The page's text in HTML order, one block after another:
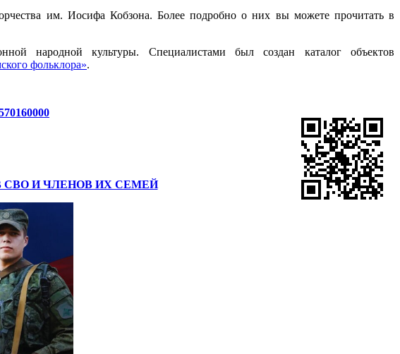
им. Иосифа Кобзона. Более подробно о них вы можете прочитать в
народной культуры. Специалистами был создан каталог объектов
фольклора».
СВО И ЧЛЕНОВ ИХ СЕМЕЙ